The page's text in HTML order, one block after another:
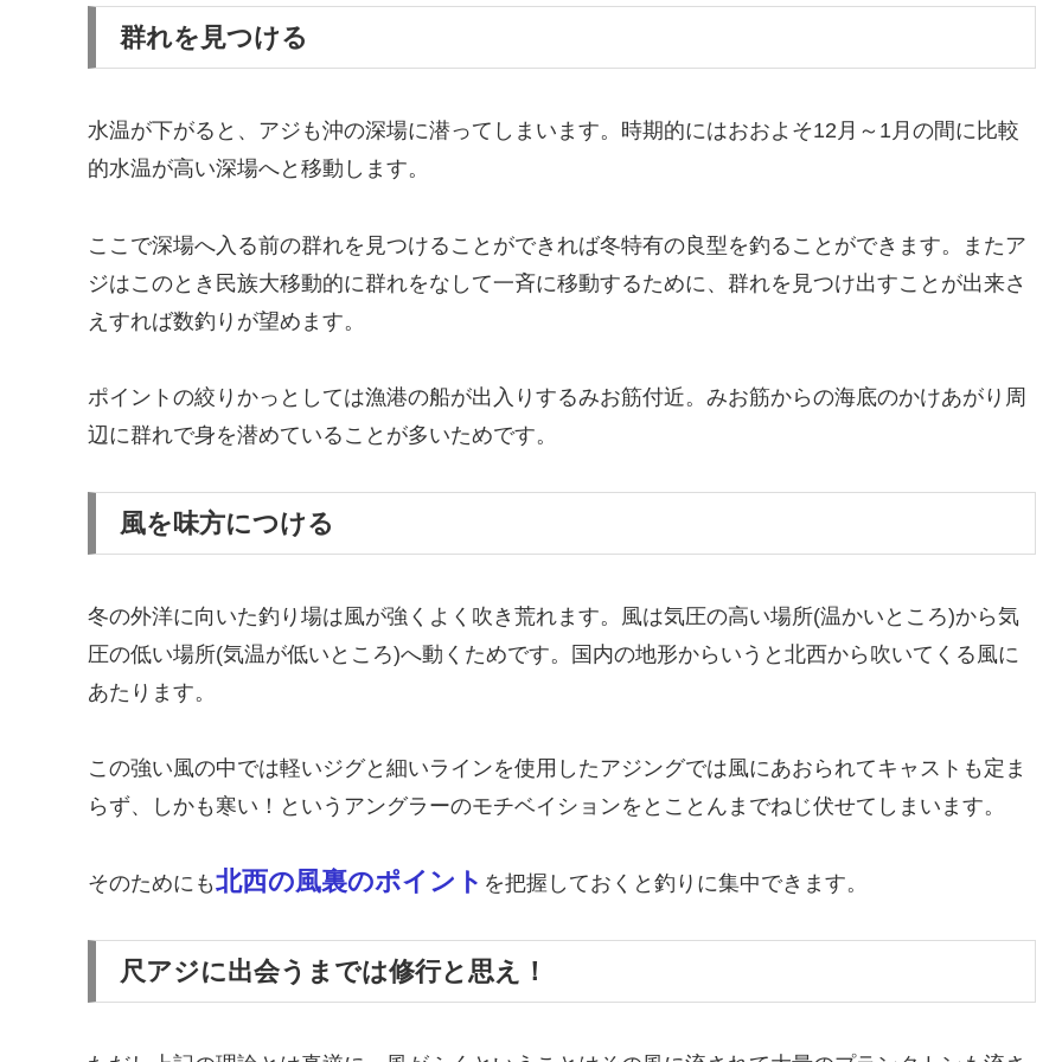
群れを見つける
水温が下がると、アジも沖の深場に潜ってしまいます。時期的にはおおよそ12月～1月の間に比較
的水温が高い深場へと移動します。
ここで深場へ入る前の群れを見つけることができれば冬特有の良型を釣ることができます。またア
ジはこのとき民族大移動的に群れをなして一斉に移動するために、群れを見つけ出すことが出来さ
えすれば数釣りが望めます。
ポイントの絞りかっとしては漁港の船が出入りするみお筋付近。みお筋からの海底のかけあがり周
辺に群れで身を潜めていることが多いためです。
風を味方につける
冬の外洋に向いた釣り場は風が強くよく吹き荒れます。風は気圧の高い場所(温かいところ)から気
圧の低い場所(気温が低いところ)へ動くためです。国内の地形からいうと北西から吹いてくる風に
あたります。
この強い風の中では軽いジグと細いラインを使用したアジングでは風にあおられてキャストも定ま
らず、しかも寒い！というアングラーのモチベイションをとことんまでねじ伏せてしまいます。
そのためにも北西の風裏のポイント を把握しておくと釣りに集中できます。
尺アジに出会うまでは修行と思え！